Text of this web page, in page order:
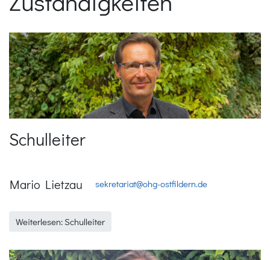
Schulleiter
Mario Lietzau sekretariat@ohg-ostfildern.de
Weiterlesen: Schulleiter